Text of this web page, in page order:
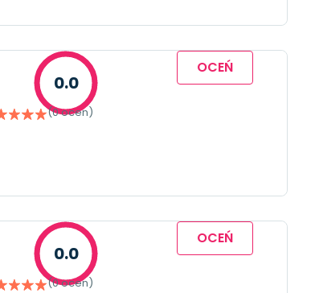
0.0
(0 ocen)
OCEŃ
0.0
(0 ocen)
OCEŃ